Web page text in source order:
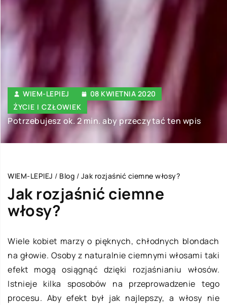
WIEM-LEPIEJ
08 KWIETNIA 2020
ŻYCIE I CZŁOWIEK
Potrzebujesz ok. 2 min. aby przeczytać ten wpis
WIEM-LEPIEJ / Blog / Jak rozjaśnić ciemne włosy?
Jak rozjaśnić ciemne
włosy?
Wiele kobiet marzy o pięknych, chłodnych blondach
na głowie. Osoby z naturalnie ciemnymi włosami taki
efekt mogą osiągnąć dzięki rozjaśnianiu włosów.
Istnieje kilka sposobów na przeprowadzenie tego
procesu. Aby efekt był jak najlepszy, a włosy nie